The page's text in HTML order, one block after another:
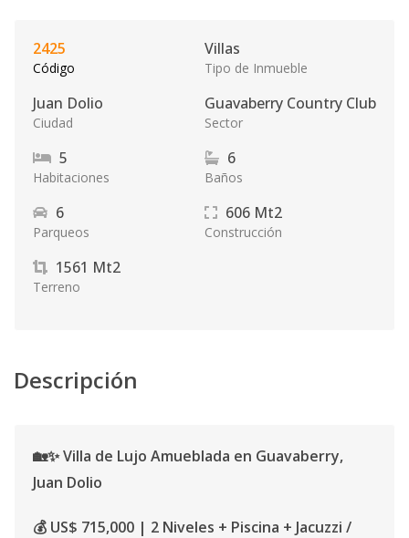
2425
Código
Villas
Tipo de Inmueble
Juan Dolio
Ciudad
Guavaberry Country Club
Sector
5
Habitaciones
6
Baños
6
Parqueos
606 Mt2
Construcción
1561 Mt2
Terreno
Descripción
🏡✨ Villa de Lujo Amueblada en Guavaberry,
Juan Dolio
💰 US$ 715,000 | 2 Niveles + Piscina + Jacuzzi /